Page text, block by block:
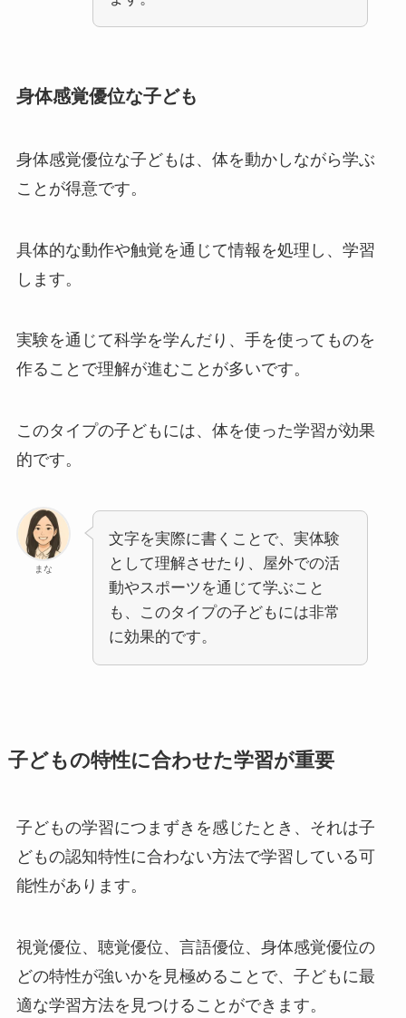
身体感覚優位な子ども
身体感覚優位な子どもは、体を動かしながら学ぶ
ことが得意です。
具体的な動作や触覚を通じて情報を処理し、学習
します。
実験を通じて科学を学んだり、手を使ってものを
作ることで理解が進むことが多いです。
このタイプの子どもには、体を使った学習が効果
的です。
まな
文字を実際に書くことで、実体験
として理解させたり、屋外での活
動やスポーツを通じて学ぶこと
も、このタイプの子どもには非常
に効果的です。
子どもの特性に合わせた学習が重要
子どもの学習につまずきを感じたとき、それは子
どもの認知特性に合わない方法で学習している可
能性があります。
視覚優位、聴覚優位、言語優位、身体感覚優位の
どの特性が強いかを見極めることで、子どもに最
適な学習方法を見つけることができます。